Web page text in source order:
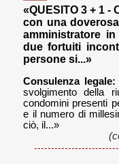
«QUESITO 3 + 1 -
con una
amministratore
due fortuiti
persone si...»
Consulenza legale:
svolgimento della
condomini presenti
e il numero di
ciò, il...»